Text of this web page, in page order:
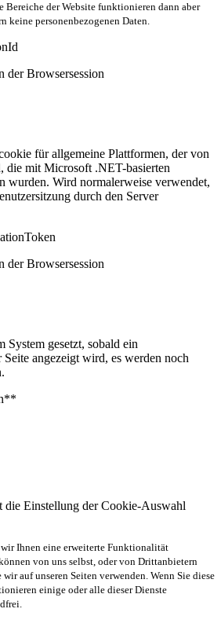
der Website funktionieren dann aber
keine personenbezogenen Daten.
der Browsersession
für allgemeine Plattformen, der von
die mit Microsoft .NET-basierten
wurden. Wird normalerweise verwendet,
durch den Server
der Browsersession
System gesetzt, sobald ein
angezeigt wird, es werden noch
die Einstellung der Cookie-Auswahl
Ihnen eine erweiterte Funktionalität
von uns selbst, oder von Drittanbietern
auf unseren Seiten verwenden. Wenn Sie diese
einige oder alle dieser Dienste